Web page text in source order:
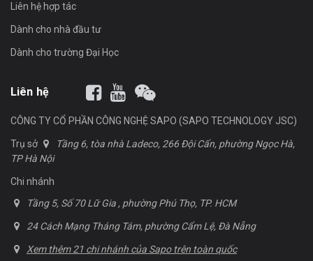
Liên hệ hợp tác
Dành cho nhà đầu tư
Dành cho trường Đại Học
Liên hệ
CÔNG TY CỔ PHẦN CÔNG NGHỆ SAPO (SAPO TECHNOLOGY JSC)
Trụ sở
Tầng 6, tòa nhà Ladeco, 266 Đội Cấn, phường Ngọc Hà,
TP Hà Nội
Chi nhánh
Tầng 5, Số 70 Lữ Gia , phường Phú Thọ, TP. HCM
24 Cách Mạng Tháng Tám, phường Cẩm Lệ, Đà Nẵng
Xem thêm 21 chi nhánh của Sapo trên toàn quốc